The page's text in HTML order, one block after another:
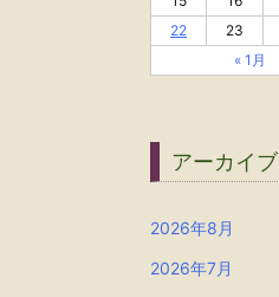
22
23
« 1月
アーカイブ
2026年8月
2026年7月